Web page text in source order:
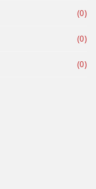
(0)
(0)
(0)